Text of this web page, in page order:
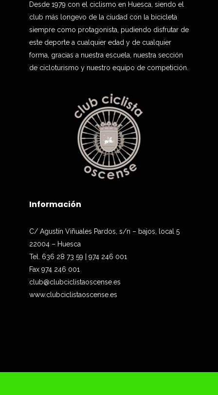
Desde 1979 con el ciclismo en Huesca, siendo el
club más longevo de la ciudad con la bicicleta
siempre como protagonista, pudiendo disfrutar de
este deporte a cualquier edad y de cualquier
forma, gracias a nuestra escuela, nuestra sección
de cicloturismo y nuestro equipo de competición.
Información
C/ Agustín Viñuales Pardos, s/n – bajos, local 5
22004 – Huesca
Tel. 636 28 73 59 | 974 246 001
Fax 974 246 001
club@clubciclistaoscense.es
www.clubciclistaoscense.es